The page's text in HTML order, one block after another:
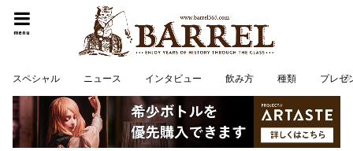
menu
スペシャル ニュース インタビュー 飲み方 種類 プレゼ